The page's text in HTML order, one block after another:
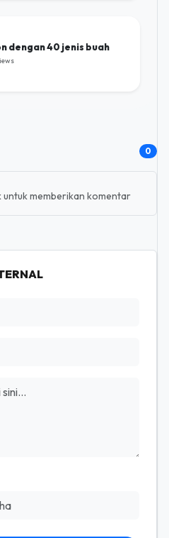
dengan 40 jenis buah
0
memberikan komentar